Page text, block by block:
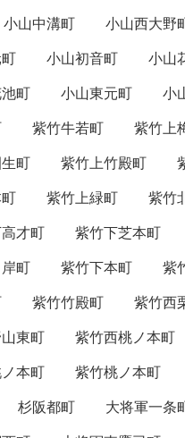
小山中溝町 小山西大野
小山初音町 小山
町 小山東元町 小
紫竹牛若町 紫竹上
町 紫竹上竹殿町
紫竹上緑町 紫竹
才町 紫竹下芝本町
町 紫竹下本町 紫
紫竹竹殿町 紫竹西
東町 紫竹西桃ノ本町
本町 紫竹桃ノ本町
杉阪都町 大将軍一条